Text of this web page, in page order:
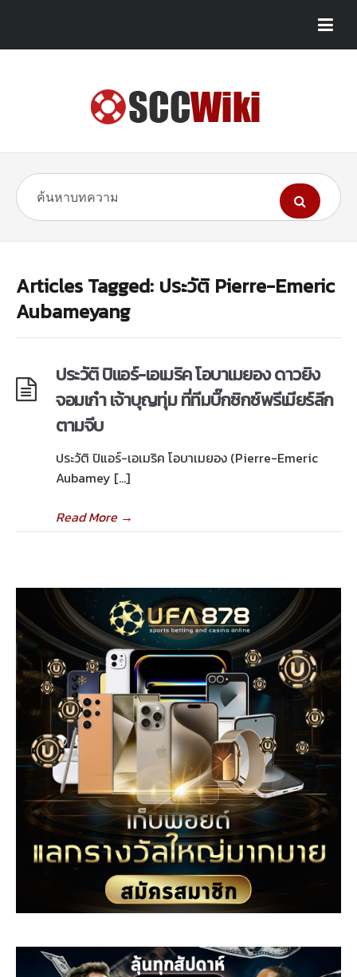
Articles Tagged: ประวัติ Pierre-Emeric
Aubameyang
ประวัติ ปิแอร์-เอเมริค โอบาเมยอง ดาวยิง
จอมเก๋า เจ้าบุญทุ่ม ที่ทีมบิ๊กซิกซ์พรีเมียร์ลีก
ตามจีบ
ประวัติ ปิแอร์-เอเมริค โอบาเมยอง (Pierre-Emeric
Aubamey […]
Read More→